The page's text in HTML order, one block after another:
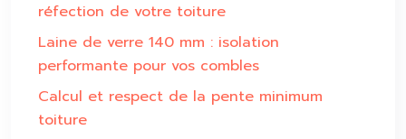
réfection de votre toiture
Laine de verre 140 mm : isolation
performante pour vos combles
Calcul et respect de la pente minimum
toiture